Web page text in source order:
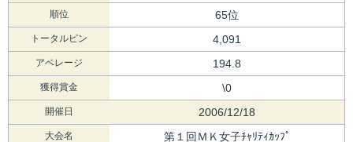
順位 65位
トータルピン 4,091
アベレージ 194.8
獲得賞金 \0
開催日 2006/12/18
大会名 第１回ＭＫ女子ﾁｬﾘﾃｨｶｯﾌﾟ